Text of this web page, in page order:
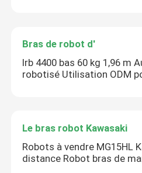
Bras de robot d'
Irb 4400 bas 60 kg 1,96 m
robotisé Utilisation ODM
Le bras robot Kawasaki
Robots à vendre MG15HL
distance Robot bras de